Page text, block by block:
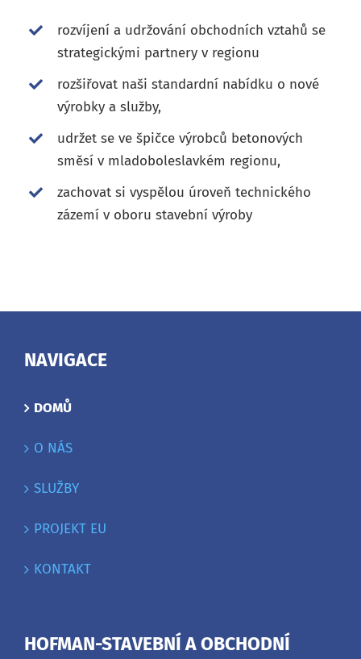
rozvíjení a udržování obchodních vztahů se
strategickými partnery v regionu
rozšiřovat naši standardní nabídku o nové
výrobky a služby,
udržet se ve špičce výrobců betonových
směsí v mladoboleslavkém regionu,
zachovat si vyspělou úroveň technického
zázemí v oboru stavební výroby
NAVIGACE
DOMŮ
O NÁS
SLUŽBY
PROJEKT EU
KONTAKT
HOFMAN-STAVEBNÍ A OBCHODNÍ